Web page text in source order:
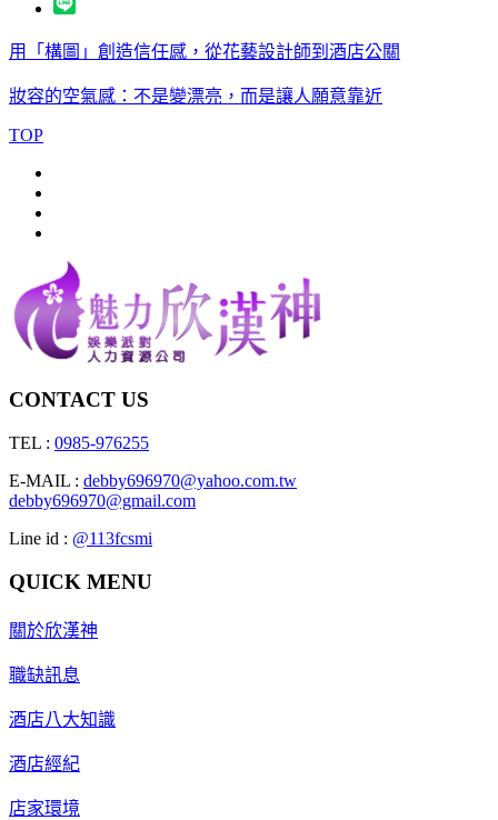
用「構圖」創造信任感，從花藝設計師到酒店公關
妝容的空氣感：不是變漂亮，而是讓人願意靠近
TOP
CONTACT US
TEL : 0985-976255
E-MAIL : debby696970@yahoo.com.tw
debby696970@gmail.com
Line id : @113fcsmi
QUICK MENU
關於欣漢神
職缺訊息
酒店八大知識
酒店經紀
店家環境